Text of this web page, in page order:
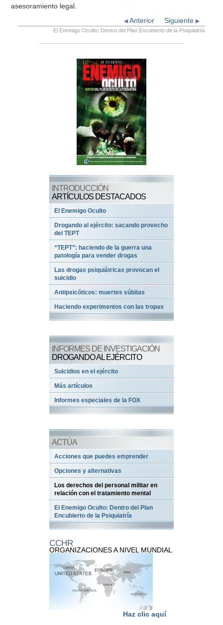
asesoramiento legal.
Siguiente
Anterior
El Enemigo Oculto: Dentro del Plan Encubierto de la Psiquiatría
INTRODUCCIÓN
ARTÍCULOS DESTACADOS
El Enemigo Oculto
Drogando al ejército: sacando provecho
del TEPT
“TEPT”: haciendo de la guerra una
patología para vender drogas
Las drogas psiquiátricas provocan el
suicidio
Antipsicóticos: muertes súbitas
Haciendo experimentos con las tropas
INFORMES DE INVESTIGACIÓN
DROGANDO AL EJÉRCITO
Suicidios en el ejército
Más artículos
Informes especiales de la FOX
ACTÚA
Acciones que puedes emprender
Opciones y alternativas
Los derechos del personal militar en
relación con el tratamiento mental
El Enemigo Oculto: Dentro del Plan
Encubierto de la Psiquiatría
CCHR
ORGANIZACIONES A NIVEL MUNDIAL
Haz clic aquí